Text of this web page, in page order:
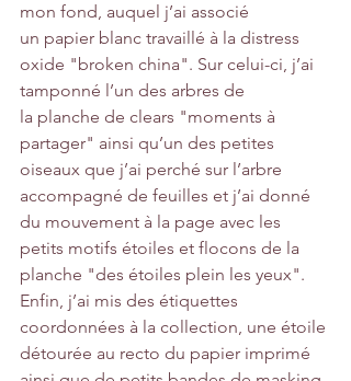
mon fond, auquel j’ai associé
un papier blanc travaillé à la distress
oxide "broken china". Sur celui-ci, j’ai
tamponné l’un des arbres de
la planche de clears "moments à
partager" ainsi qu’un des petites
oiseaux que j’ai perché sur l’arbre
accompagné de feuilles et j’ai donné
du mouvement à la page avec les
petits motifs étoiles et flocons de la
planche "des étoiles plein les yeux".
Enfin, j’ai mis des étiquettes
coordonnées à la collection, une étoile
détourée au recto du papier imprimé